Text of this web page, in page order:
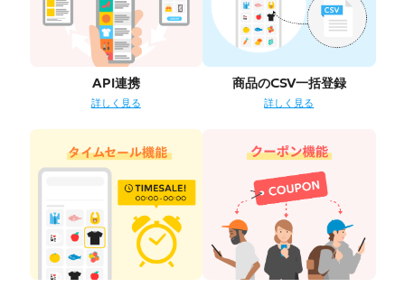
API連携
詳しく見る
商品のCSV一括登録
詳しく見る